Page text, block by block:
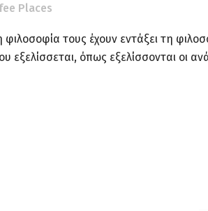
Places
τους έχουν εντάξει τη
εξελίσσεται, όπως εξελίσσονται οι